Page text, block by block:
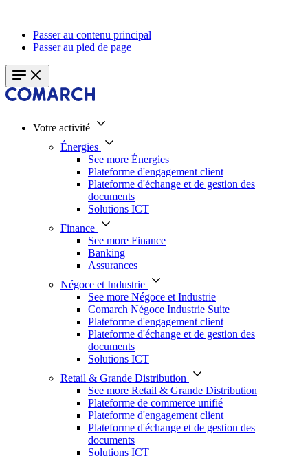
Passer au contenu principal
Passer au pied de page
Votre activité
Énergies
See more Énergies
Plateforme d'engagement client
Plateforme d'échange et de gestion des
documents
Solutions ICT
Finance
See more Finance
Banking
Assurances
Négoce et Industrie
See more Négoce et Industrie
Comarch Négoce Industrie Suite
Plateforme d'engagement client
Plateforme d'échange et de gestion des
documents
Solutions ICT
Retail & Grande Distribution
See more Retail & Grande Distribution
Plateforme de commerce unifié
Plateforme d'engagement client
Plateforme d'échange et de gestion des
documents
Solutions ICT